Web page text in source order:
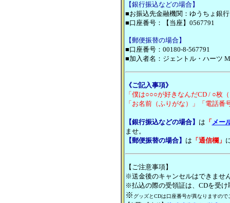
【銀行振込などの場合】
■お振込先金融機関：ゆうちょ銀
■口座番号：【当座】0567791
【郵便振替の場合】
■口座番号：00180-8-567791
■加入者名：ジェントル・ハーツ M
《ご記入事項》
「僕は○○○が好きなんだCD / ○枚
「お名前（ふりがな）」「電話番
【銀行振込などの場合】 は 「 メー
ませ。
【郵便振替の場合】 は 「通信欄」
【ご注意事項】
※送金後のキャンセルはできませ
※払込の際の受領証は、CDを受
※ グッズとCDは口座番号が異なりますので